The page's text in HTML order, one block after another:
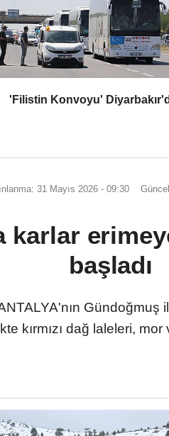
'Filistin Konvoyu'
31 Mayıs 2026 - 09:30
karlar
başladı
Gündoğmuş
kırmızı dağ laleleri,